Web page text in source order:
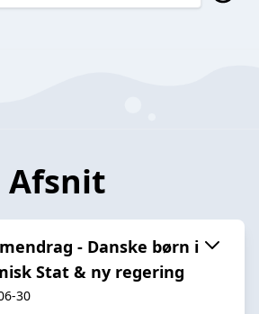
Afsnit
- Danske børn i
Stat & ny regering
30